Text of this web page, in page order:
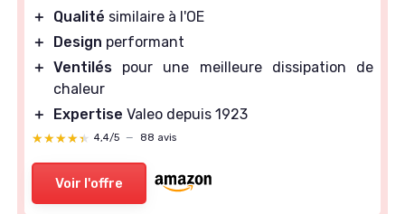
＋ Qualité similaire à l'OE
＋
Design performant
＋ Ventilés pour une meilleure dissipation de
chaleur
＋
Expertise Valeo depuis 1923
★★★★★
★★★★★ 4,4/5 — 88 avis
Voir l'offre